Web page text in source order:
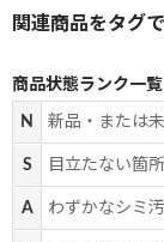
商品状態ランク一覧
N 新品・または
S 目立たない箇
A わずかなシミ